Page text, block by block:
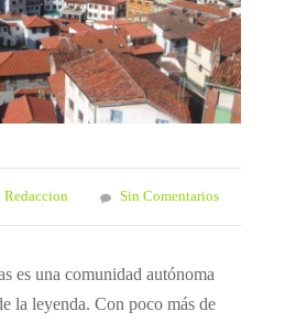
Redaccion Sin Comentarios
es una comunidad autónoma
la leyenda. Con poco más de